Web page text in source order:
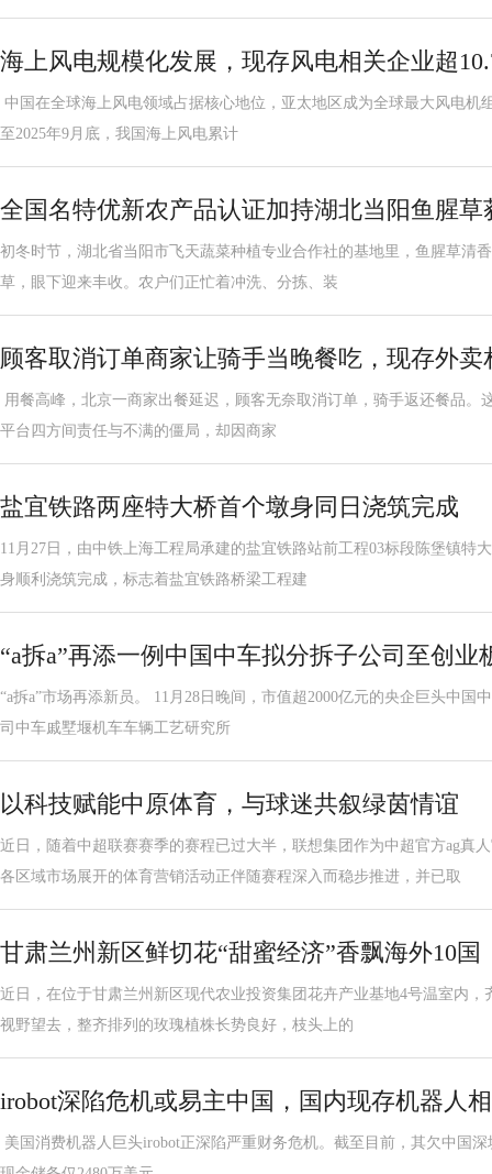
海上风电规模化发展，现存风电相关企业超
中国在全球海上风电领域占据核心地位，亚太地区成为全球最大风电机
至2025年9月底，我国海上风电累计
全国名特优新农产品认证加持湖北当阳鱼腥草
初冬时节，湖北省当阳市飞天蔬菜种植专业合作社的基地里，鱼腥草清
草，眼下迎来丰收。农户们正忙着冲洗、分拣、装
顾客取消订单商家让骑手当晚餐吃，现存外卖
用餐高峰，北京一商家出餐延迟，顾客无奈取消订单，骑手返还餐品。
平台四方间责任与不满的僵局，却因商家
盐宜铁路两座特大桥首个墩身同日浇筑完成
11月27日，由中铁上海工程局承建的盐宜铁路站前工程03标段陈堡镇特
身顺利浇筑完成，标志着盐宜铁路桥梁工程建
“a拆a”再添一例中国中车拟分拆子公司至创业
“a拆a”市场再添新员。 11月28日晚间，市值超2000亿元的央企巨头中国
司中车戚墅堰机车车辆工艺研究所
以科技赋能中原体育，与球迷共叙绿茵情谊
近日，随着中超联赛赛季的赛程已过大半，联想集团作为中超官方ag真
各区域市场展开的体育营销活动正伴随赛程深入而稳步推进，并已取
甘肃兰州新区鲜切花“甜蜜经济”香飘海外10国
近日，在位于甘肃兰州新区现代农业投资集团花卉产业基地4号温室内
视野望去，整齐排列的玫瑰植株长势良好，枝头上的
irobot深陷危机或易主中国，国内现存机器人
美国消费机器人巨头irobot正深陷严重财务危机。截至目前，其欠中国